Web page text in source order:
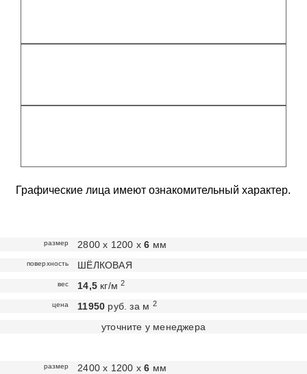
Графические лица имеют ознакомительный характер.
размер 2800 х 1200 х6 мм
поверхность ШЁЛКОВАЯ
вес 14,5 кг/м2
цена 11950 руб. за м 2
уточните у менеджера
размер 2400 х 1200 х6 мм